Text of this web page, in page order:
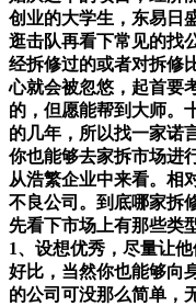
创业的大学生，东易日
逛击队再看下常见的找
经拆修过的或者对拆修
心就会被忽悠，起首要
的，但愿能帮到大师。
的几年，所以找一家诺
你也能够去家拆市场进
从浩繁企业中来看。相
不良公司。到底哪家拆
先看下市场上有那些类
1、设想优秀，尽量让
好比，当然你也能够向
的公司可没那么简单，